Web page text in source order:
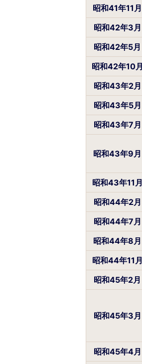
昭和41年11月
昭和42年3月
昭和42年5月
昭和42年10月
昭和43年2月
昭和43年5月
昭和43年7月
昭和43年9月
昭和43年11月
昭和44年2月
昭和44年7月
昭和44年8月
昭和44年11月
昭和45年2月
昭和45年3月
昭和45年4月